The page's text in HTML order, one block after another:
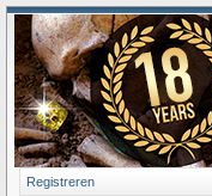
Registreren